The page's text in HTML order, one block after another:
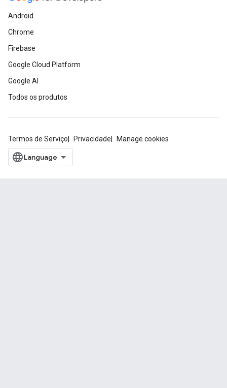
Android
Chrome
Firebase
Google Cloud Platform
Google AI
Todos os produtos
Termos de Serviço Privacidade Manage cookies